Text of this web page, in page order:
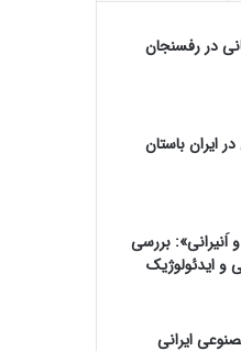
در رفسنجان
ایران باستان
اَنیرانی»: بررسی
و ایدئولوژیک
ایرانی